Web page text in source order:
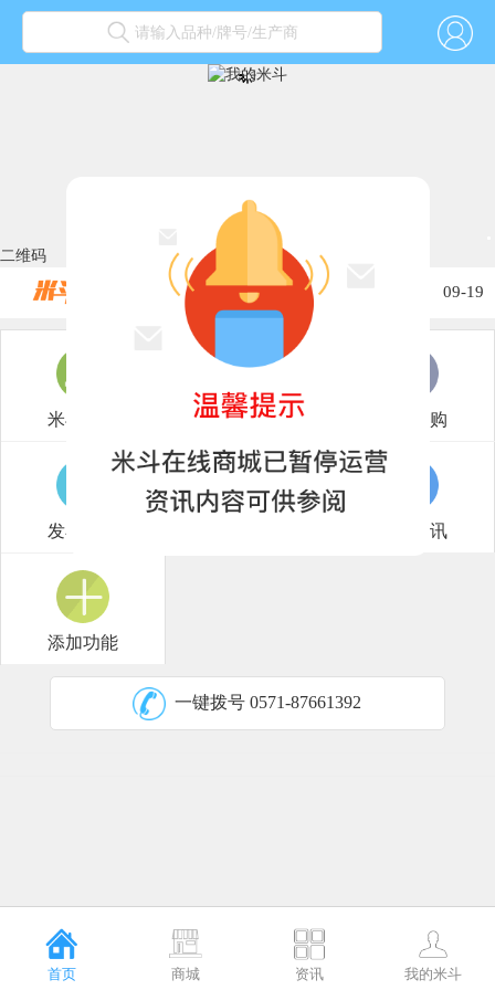
请输入品种/牌号/生产商
二维码
关于2022年元旦放假通知...
关于2021年国庆节放假通知...
关于2021年中秋放假的通知...
09-19
关于2021年端午节放假的通知...
06-12
关于2021劳动节放假的通知...
米斗商城 撮合市场 我要采购
发布供应 行情短讯
添加功能
一键拨号 0571-87661392
首页 商城 资讯 我的米斗